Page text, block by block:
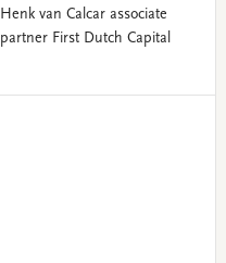
Henk van Calcar associate
partner First Dutch Capital